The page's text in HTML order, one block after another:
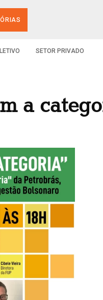
SETOR PRIVADO
a